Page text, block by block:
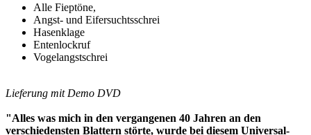
Alle Fieptöne,
Angst- und Eifersuchtsschrei
Hasenklage
Entenlockruf
Vogelangstschrei
Lieferung mit Demo DVD
"Alles was mich in den vergangenen 40 Jahren an den
verschiedensten Blattern störte, wurde bei diesem Universal-